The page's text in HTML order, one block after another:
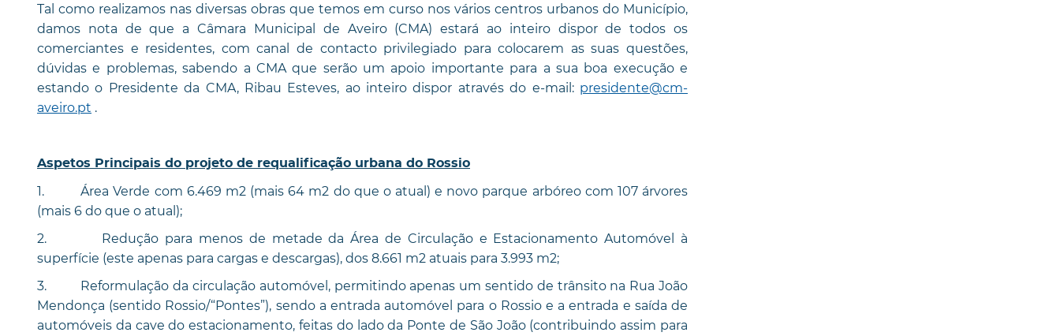
Tal como realizamos nas diversas obras que temos em curso nos vários centros urbanos do Município,
damos nota de que a Câmara Municipal de Aveiro (CMA) estará ao inteiro dispor de todos os
comerciantes e residentes, com canal de contacto privilegiado para colocarem as suas questões,
dúvidas e problemas, sabendo a CMA que serão um apoio importante para a sua boa execução e
estando o Presidente da CMA, Ribau Esteves, ao inteiro dispor através do e-mail: presidente@cm-
aveiro.pt .
Aspetos Principais do projeto de requalificação urbana do Rossio
1. Área Verde com 6.469 m2 (mais 64 m2 do que o atual) e novo parque arbóreo com 107 árvores
(mais 6 do que o atual);
2. Redução para menos de metade da Área de Circulação e Estacionamento Automóvel à
superfície (este apenas para cargas e descargas), dos 8.661 m2 atuais para 3.993 m2;
3. Reformulação da circulação automóvel, permitindo apenas um sentido de trânsito na Rua João
Mendonça (sentido Rossio/“Pontes”), sendo a entrada automóvel para o Rossio e a entrada e saída de
automóveis da cave do estacionamento, feitas do lado da Ponte de São João (contribuindo assim para